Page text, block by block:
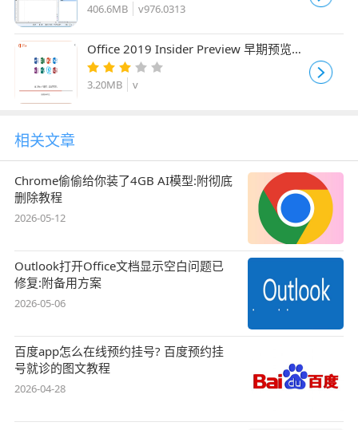
406.6MB v976.0313
Office 2019 Insider Preview 早期预览版
免激活(附安装教程)
3.20MB v
相关文章
Chrome偷偷给你装了4GB AI模型:附彻底
删除教程
2026-05-12
Outlook打开Office文档显示空白问题已
修复:附备用方案
2026-05-06
百度app怎么在线预约挂号? 百度预约挂
号就诊的图文教程
2026-04-28